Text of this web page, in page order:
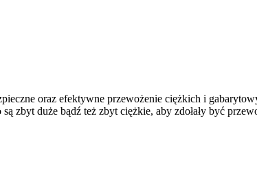
oraz efektywne przewożenie ciężkich i
duże bądź też zbyt ciężkie, aby zdołały być